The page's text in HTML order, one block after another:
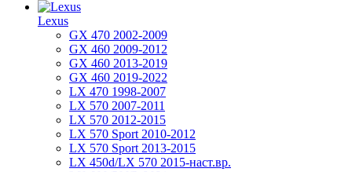
Lexus
GX 470 2002-2009
GX 460 2009-2012
GX 460 2013-2019
GX 460 2019-2022
LX 470 1998-2007
LX 570 2007-2011
LX 570 2012-2015
LX 570 Sport 2010-2012
LX 570 Sport 2013-2015
LX 450d/LX 570 2015-наст.вр.